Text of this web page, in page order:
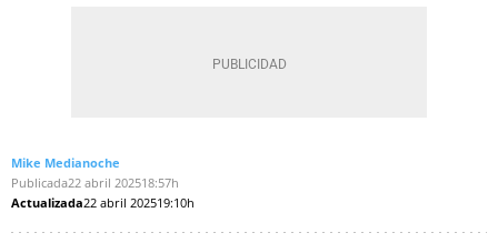
Mike Medianoche
Publicada22 abril 202518:57h
Actualizada22 abril 202519:10h